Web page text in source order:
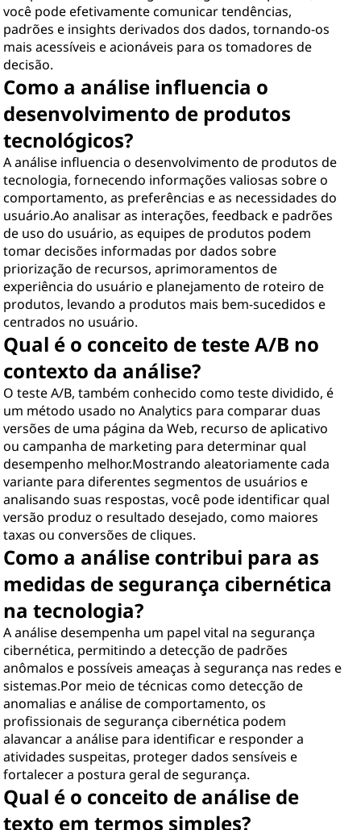
você pode efetivamente comunicar tendências,
padrões e insights derivados dos dados, tornando-os
mais acessíveis e acionáveis para os tomadores de
decisão.
Como a análise influencia o
desenvolvimento de produtos
tecnológicos?
A análise influencia o desenvolvimento de produtos de
tecnologia, fornecendo informações valiosas sobre o
comportamento, as preferências e as necessidades do
usuário.Ao analisar as interações, feedback e padrões
de uso do usuário, as equipes de produtos podem
tomar decisões informadas por dados sobre
priorização de recursos, aprimoramentos de
experiência do usuário e planejamento de roteiro de
produtos, levando a produtos mais bem-sucedidos e
centrados no usuário.
Qual é o conceito de teste A/B no
contexto da análise?
O teste A/B, também conhecido como teste dividido, é
um método usado no Analytics para comparar duas
versões de uma página da Web, recurso de aplicativo
ou campanha de marketing para determinar qual
desempenho melhor.Mostrando aleatoriamente cada
variante para diferentes segmentos de usuários e
analisando suas respostas, você pode identificar qual
versão produz o resultado desejado, como maiores
taxas ou conversões de cliques.
Como a análise contribui para as
medidas de segurança cibernética
na tecnologia?
A análise desempenha um papel vital na segurança
cibernética, permitindo a detecção de padrões
anômalos e possíveis ameaças à segurança nas redes e
sistemas.Por meio de técnicas como detecção de
anomalias e análise de comportamento, os
profissionais de segurança cibernética podem
alavancar a análise para identificar e responder a
atividades suspeitas, proteger dados sensíveis e
fortalecer a postura geral de segurança.
Qual é o conceito de análise de
texto em termos simples?